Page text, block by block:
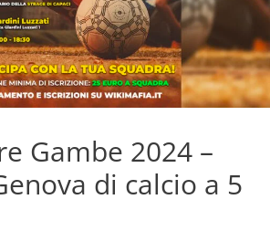
Gambe 2024 –
di calcio a 5